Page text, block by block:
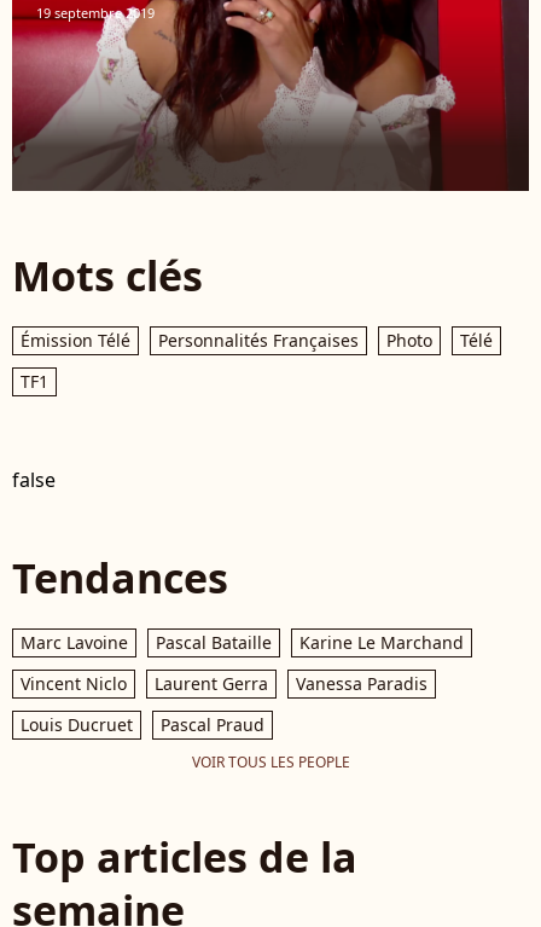
19 septembre 2019
Mots clés
Émission Télé Personnalités Françaises Photo
Télé
TF1
false
Tendances
Marc Lavoine Pascal Bataille
Karine Le Marchand
Vincent Niclo
Laurent Gerra
Vanessa Paradis
Louis Ducruet
Pascal Praud
VOIR TOUS LES PEOPLE
Top articles de la
semaine